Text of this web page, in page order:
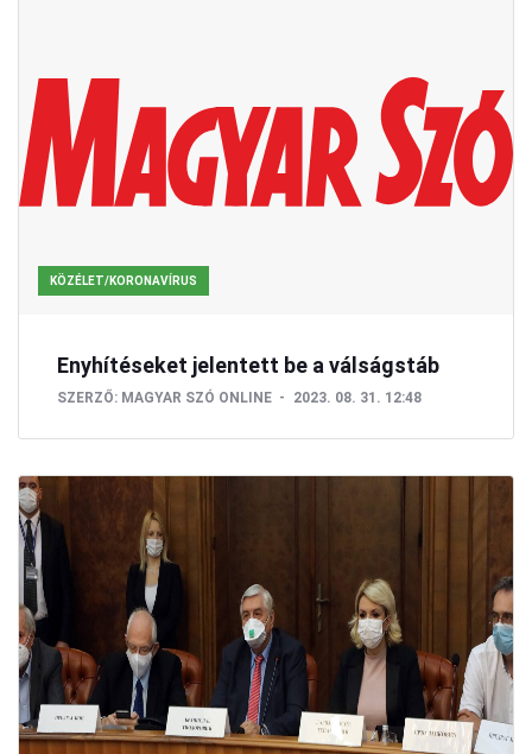
KÖZÉLET/KORONAVÍRUS
Enyhítéseket jelentett be a válságstáb
SZERZŐ: MAGYAR SZÓ ONLINE 2023. 08. 31. 12:48